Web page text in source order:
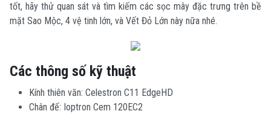
tốt, hãy thử quan sát và tìm kiếm các sọc mây đặc trưng trên bề
mặt Sao Mộc, 4 vệ tinh lớn, và Vết Đỏ Lớn này nữa nhé.
Các thông số kỹ thuật
Kính thiên văn: Celestron C11 EdgeHD
Chân đế: Ioptron Cem 120EC2